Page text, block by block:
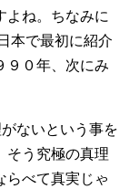
よね。ちなみに
本で最初に紹介
９０年、次にみ
ないという事を
そう究極の真理
らべて真実じゃ